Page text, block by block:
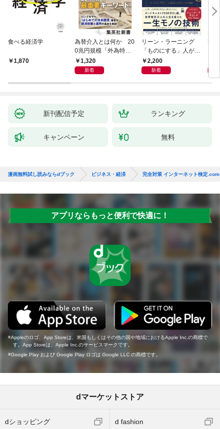
食べる経済学
1,870
為替介入とは何か 20
0兆円規模「外為特
会」が生まれた謎
1,320
新着
リーン・ラーニング
「ものにする」人が自
然とやっている 最小の
インプットで最大の成
2,200
新着
研
新刊配信予定 ランキング
キャンペーン 無料
漫画無料試し読みならdブック ビジネス・経済 完全対策 インターネット検定
アプリならもっと便利で快適に！
Appleのロゴ、App Storeは、米国もしくはその他の国や地域におけるApple Inc.の商標で
す。App Storeは、Apple Inc.のサービスマークです。
Google Play および Google Play ロゴは Google LLC の商標です。
dマーケットストア
dショッピング d fashion